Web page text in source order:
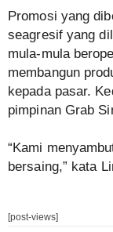
Promosi yang
seagresif yang
mula-mula
membangun
kepada pasar.
pimpinan Grab
“Kami
bersaing,” kata
[post-views]